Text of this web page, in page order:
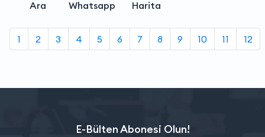
Ara Whatsapp Harita
1 2 3 4 5 6 7 8 9 10 11 12
E-Bülten Abonesi Olun!